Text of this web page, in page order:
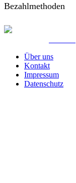
Bezahlmethoden
Über uns
Kontakt
Impressum
Datenschutz